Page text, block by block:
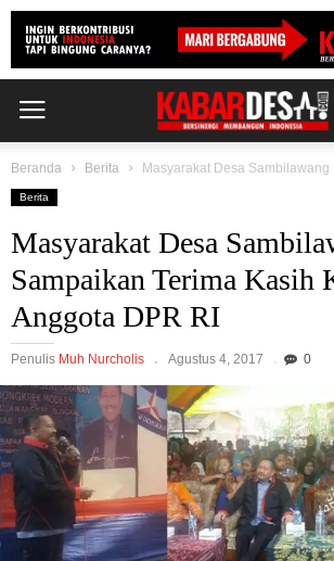
Beranda Berita Masyarakat Desa Sambilawang Sampaikan
Berita
Masyarakat Desa
Sampaikan Terima Kasih
Anggota DPR RI
Penulis Muh Nurcholis Agustus 4, 2017 0